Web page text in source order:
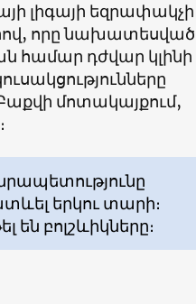
լիգայի եզրափակչի
որը նախատեսված
համար դժվար կլինի
Բաքվի մոտակայքում,
երկու տարի։
են բոլշևիկները։